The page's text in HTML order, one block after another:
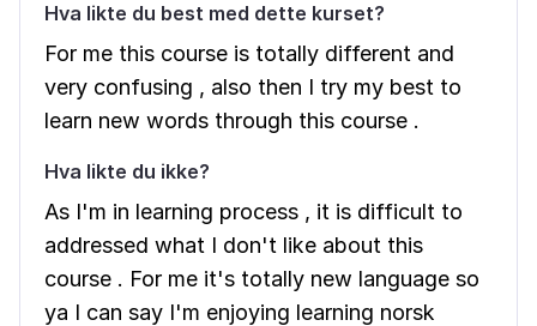
Hva likte du best med dette kurset?
For me this course is totally different and
very confusing , also then I try my best to
learn new words through this course .
Hva likte du ikke?
As I'm in learning process , it is difficult to
addressed what I don't like about this
course . For me it's totally new language so
ya I can say I'm enjoying learning norsk